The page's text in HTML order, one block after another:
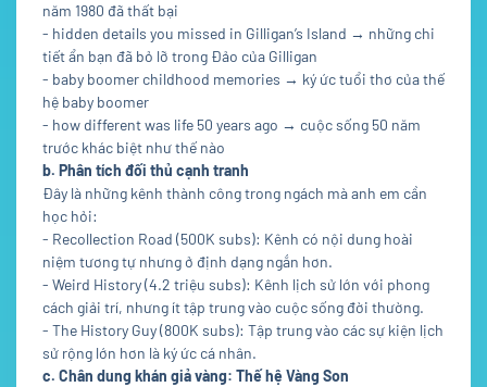
năm 1980 đã thất bại
- hidden details you missed in Gilligan’s Island → những chi
tiết ẩn bạn đã bỏ lỡ trong Đảo của Gilligan
- baby boomer childhood memories → ký ức tuổi thơ của thế
hệ baby boomer
- how different was life 50 years ago → cuộc sống 50 năm
trước khác biệt như thế nào
b. Phân tích đối thủ cạnh tranh
Đây là những kênh thành công trong ngách mà anh em cần
học hỏi:
- Recollection Road (500K subs): Kênh có nội dung hoài
niệm tương tự nhưng ở định dạng ngắn hơn.
- Weird History (4.2 triệu subs): Kênh lịch sử lớn với phong
cách giải trí, nhưng ít tập trung vào cuộc sống đời thường.
- The History Guy (800K subs): Tập trung vào các sự kiện lịch
sử rộng lớn hơn là ký ức cá nhân.
c. Chân dung khán giả vàng: Thế hệ Vàng Son